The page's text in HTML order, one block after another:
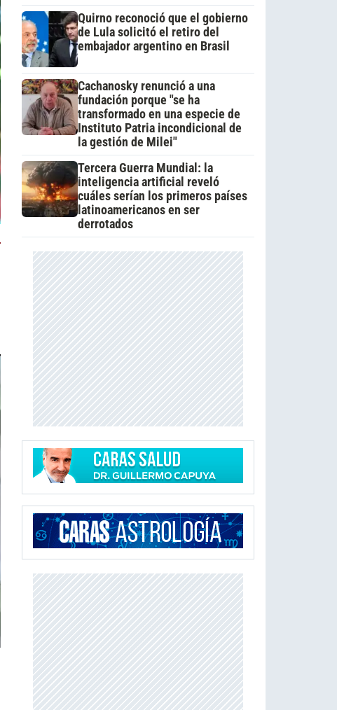
Quirno reconoció que el gobierno
de Lula solicitó el retiro del
embajador argentino en Brasil
Cachanosky renunció a una
fundación porque "se ha
transformado en una especie de
Instituto Patria incondicional de
la gestión de Milei"
Tercera Guerra Mundial: la
inteligencia artificial reveló
cuáles serían los primeros países
latinoamericanos en ser
derrotados